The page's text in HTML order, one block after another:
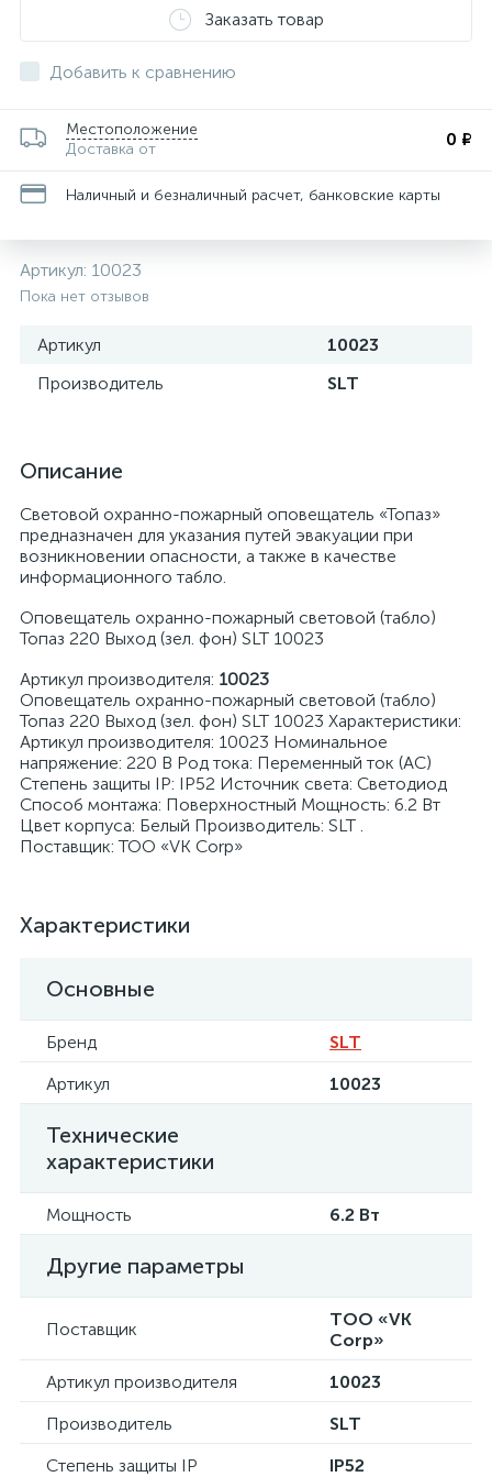
Заказать товар
Добавить к сравнению
Местоположение
Доставка от
0 ₽
Наличный и безналичный расчет, банковские карты
Артикул: 10023
Пока нет отзывов
Артикул
10023
Производитель
SLT
Описание
Световой охранно-пожарный оповещатель «Топаз»
предназначен для указания путей эвакуации при
возникновении опасности, а также в качестве
информационного табло.
Оповещатель охранно-пожарный световой (табло)
Топаз 220 Выход (зел. фон) SLT 10023
Артикул производителя: 10023
Оповещатель охранно-пожарный световой (табло)
Топаз 220 Выход (зел. фон) SLT 10023 Характеристики:
Артикул производителя: 10023 Номинальное
напряжение: 220 В Род тока: Переменный ток (AC)
Степень защиты IP: IP52 Источник света: Светодиод
Способ монтажа: Поверхностный Мощность: 6.2 Вт
Цвет корпуса: Белый Производитель: SLT .
Поставщик: ТОО «VK Corp»
Характеристики
Основные
Бренд
SLT
Артикул
10023
Технические
характеристики
Мощность 6.2 Вт
Другие параметры
Поставщик
ТОО «VK
Corp»
Артикул производителя
10023
Производитель
SLT
Степень защиты IP
IP52